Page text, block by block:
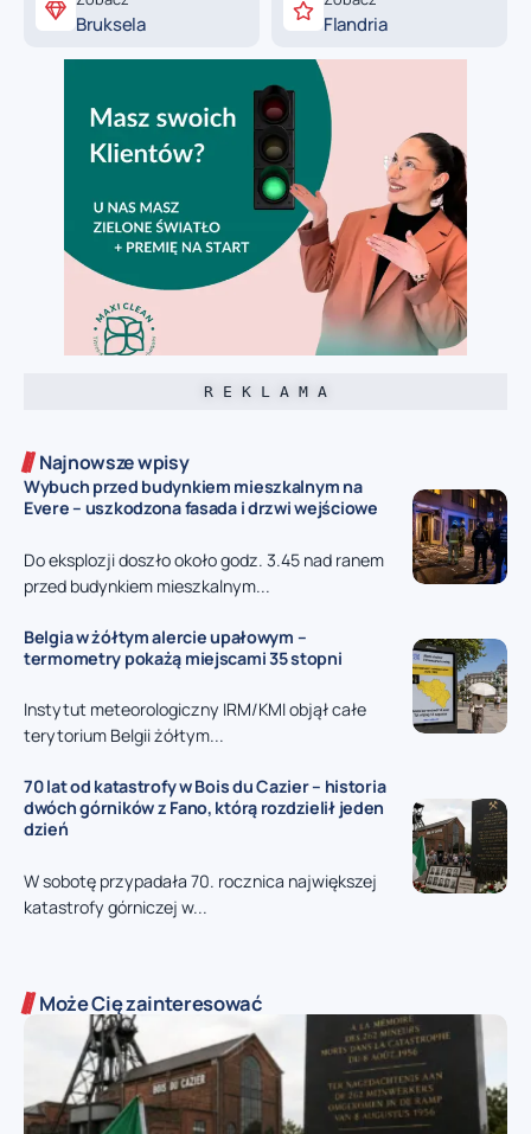
Bruksela Flandria
R E K L A M A
Najnowsze wpisy
Wybuch przed budynkiem mieszkalnym na
Evere – uszkodzona fasada i drzwi wejściowe
Do eksplozji doszło około godz. 3.45 nad ranem
przed budynkiem mieszkalnym...
Belgia w żółtym alercie upałowym –
termometry pokażą miejscami 35 stopni
Instytut meteorologiczny IRM/KMI objął całe
terytorium Belgii żółtym...
70 lat od katastrofy w Bois du Cazier – historia
dwóch górników z Fano, którą rozdzielił jeden
dzień
W sobotę przypadała 70. rocznica największej
katastrofy górniczej w...
Może Cię zainteresować